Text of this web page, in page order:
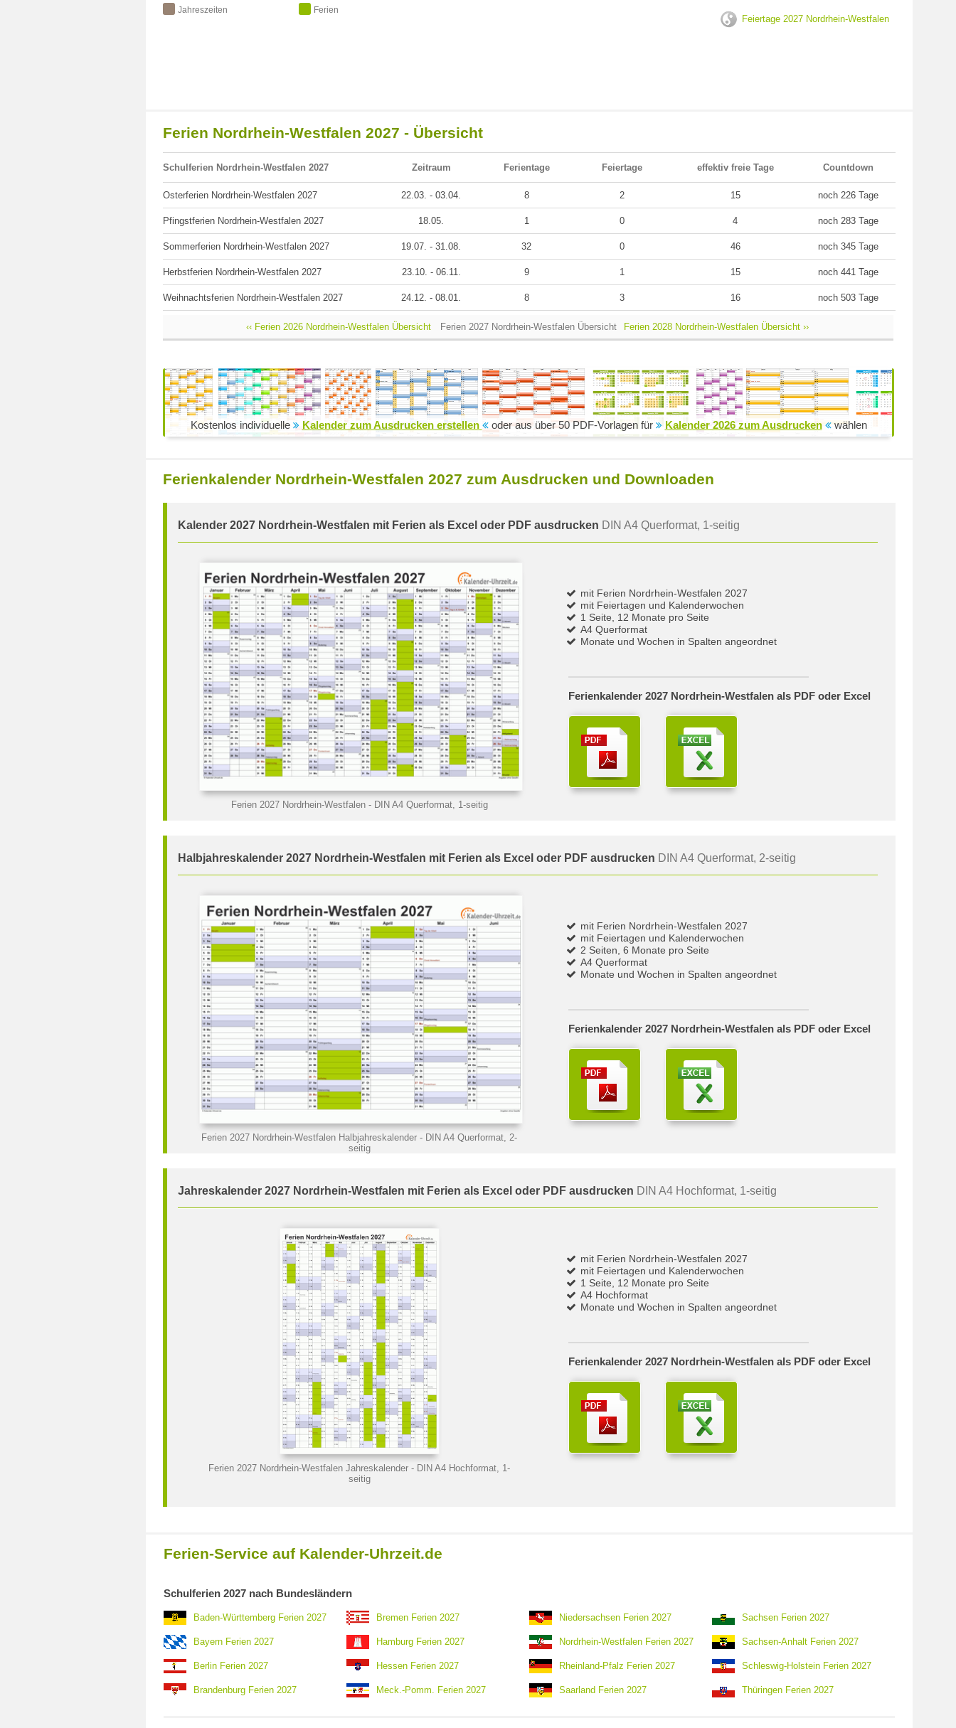
Jahreszeiten Ferien
Feiertage 2027 Nordrhein-Westfalen
Ferien Nordrhein-Westfalen 2027 - Übersicht
Schulferien Nordrhein-Westfalen 2027 Zeitraum Ferientage Feiertage effektiv freie Tage Countdown
Osterferien Nordrhein-Westfalen 2027 22.03. - 03.04. 8 2 15 noch 226 Tage
Pfingstferien Nordrhein-Westfalen 2027 18.05. 1 0 4 noch 283 Tage
Sommerferien Nordrhein-Westfalen 2027 19.07. - 31.08. 32 0 46 noch 345 Tage
Herbstferien Nordrhein-Westfalen 2027 23.10. - 06.11. 9 1 15 noch 441 Tage
Weihnachtsferien Nordrhein-Westfalen 2027 24.12. - 08.01. 8 3 16 noch 503 Tage
‹‹ Ferien 2026 Nordrhein-Westfalen Übersicht Ferien 2027 Nordrhein-Westfalen Übersicht Ferien 2028 Nordrhein-Westfalen Übersicht ››
Kostenlos individuelle Kalender zum Ausdrucken erstellen oder aus über 50 PDF-Vorlagen für Kalender 2026 zum Ausdrucken wählen
Ferienkalender Nordrhein-Westfalen 2027 zum Ausdrucken und Downloaden
Kalender 2027 Nordrhein-Westfalen mit Ferien als Excel oder PDF ausdrucken DIN A4 Querformat, 1-seitig
Ferien 2027 Nordrhein-Westfalen- DIN A4 Querformat, 1-seitig
mit Ferien Nordrhein-Westfalen 2027
mit Feiertagen und Kalenderwochen
1 Seite, 12 Monate pro Seite
A4 Querformat
Monate und Wochen in Spalten angeordnet
Ferienkalender 2027 Nordrhein-Westfalen als PDF oder Excel
Halbjahreskalender 2027 Nordrhein-Westfalen mit Ferien als Excel oder PDF ausdrucken DIN A4 Querformat, 2-seitig
Ferien 2027 Nordrhein-Westfalen Halbjahreskalender - DIN A4 Querformat, 2-
seitig
mit Ferien Nordrhein-Westfalen 2027
mit Feiertagen und Kalenderwochen
2 Seiten, 6 Monate pro Seite
A4 Querformat
Monate und Wochen in Spalten angeordnet
Ferienkalender 2027 Nordrhein-Westfalen als PDF oder Excel
Jahreskalender 2027 Nordrhein-Westfalen mit Ferien als Excel oder PDF ausdrucken DIN A4 Hochformat, 1-seitig
Ferien 2027 Nordrhein-Westfalen Jahreskalender - DIN A4 Hochformat, 1-
seitig
mit Ferien Nordrhein-Westfalen 2027
mit Feiertagen und Kalenderwochen
1 Seite, 12 Monate pro Seite
A4 Hochformat
Monate und Wochen in Spalten angeordnet
Ferienkalender 2027 Nordrhein-Westfalen als PDF oder Excel
Ferien-Service auf Kalender-Uhrzeit.de
Schulferien 2027 nach Bundesländern
Baden-Württemberg Ferien 2027
Bayern Ferien 2027
Berlin Ferien 2027
Brandenburg Ferien 2027
Bremen Ferien 2027
Hamburg Ferien 2027
Hessen Ferien 2027
Meck.-Pomm. Ferien 2027
Niedersachsen Ferien 2027
Nordrhein-Westfalen Ferien 2027
Rheinland-Pfalz Ferien 2027
Saarland Ferien 2027
Sachsen Ferien 2027
Sachsen-Anhalt Ferien 2027
Schleswig-Holstein Ferien 2027
Thüringen Ferien 2027